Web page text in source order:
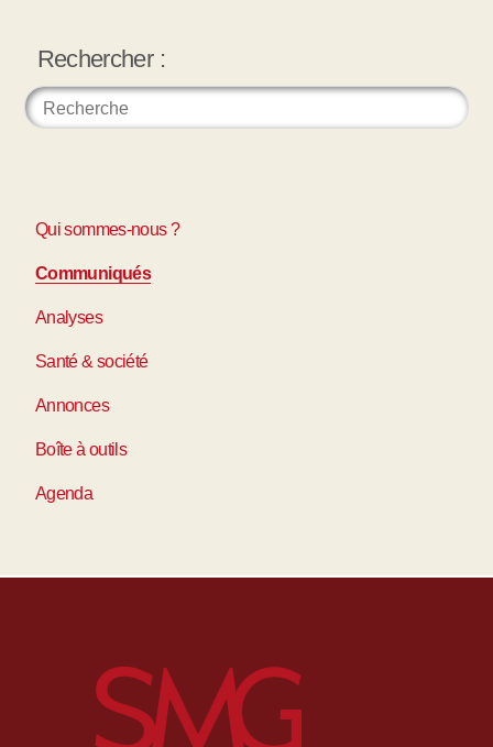
Rechercher :
Qui sommes-nous ?
Communiqués
Analyses
Santé & société
Annonces
Boîte à outils
Agenda